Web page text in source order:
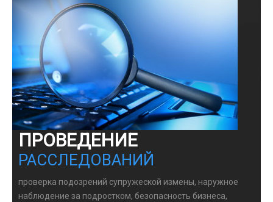
ПРОВЕДЕНИЕ
РАССЛЕДОВАНИЙ
проверка подозрений супружеской измены, наружное
наблюдение за подростком, безопасность бизнеса,